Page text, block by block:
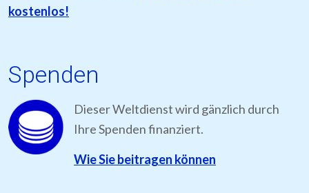
kostenlos!
Spenden
Dieser Weltdienst wird gänzlich durch
Ihre Spenden finanziert.
Wie Sie beitragen können